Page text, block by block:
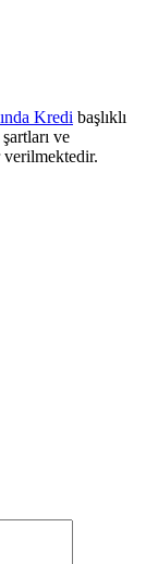
Kredi başlıklı
ve